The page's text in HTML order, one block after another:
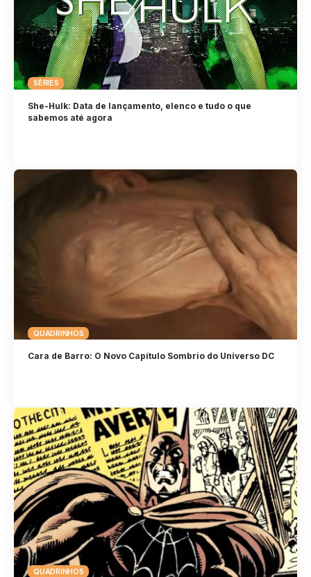
SÉRIES
She-Hulk: Data de lançamento, elenco e tudo o que
sabemos até agora
QUADRINHOS
Cara de Barro: O Novo Capítulo Sombrio do Universo DC
QUADRINHOS